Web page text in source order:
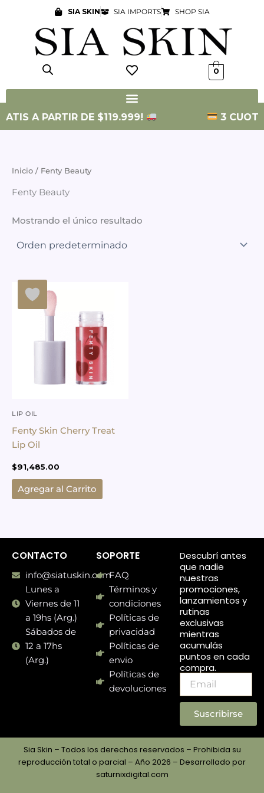
contenido
SIA SKIN SIA IMPORTS SHOP SIA
0
A PARTIR DE $119.999! 3
Inicio / Fenty Beauty
Fenty Beauty
Mostrando el único resultado
LIP OIL
Fenty Skin Cherry Treat
Lip Oil
$91,485.00
Agregar al Carrito
CONTACTO
info@siatuskin.com
Lunes a
Viernes de 11
a 19hs (Arg.)
Sábados de
12 a 17hs
(Arg.)
SOPORTE
FAQ
Términos y
condiciones
Políticas de
privacidad
Políticas de
envio
Políticas de
devoluciones
Descubrí antes
que nadie
nuestras
promociones,
lanzamientos y
rutinas
exclusivas
mientras
acumulás
puntos en cada
compra.
Suscribirse
Sia Skin – Todos los derechos reservados – Prohibida su
reproducción total o parcial – Año 2026 – Desarrollado por
saturnixdigital.com